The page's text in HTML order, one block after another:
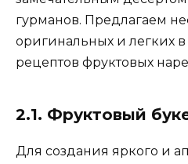
гурманов. Предлагаем
оригинальных и легких
рецептов фруктовых
2.1. Фруктовый
Для создания яркого и